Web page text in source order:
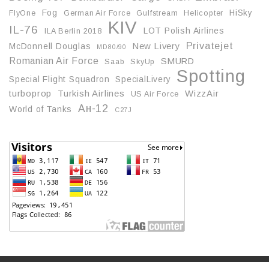
FlyOne Fog German Air Force Gulfstream Helicopter HiSky
IL-76 ILA Berlin 2018 KIV
LOT Polish Airlines
McDonnell Douglas
MD80/90 New Livery Privatejet
Romanian Air Force Saab SkyUp
SMURD
Special Flight Squadron
SpecialLivery Spotting
turboprop Turkish Airlines US Air Force
WizzAir
World of Tanks
Ан-12 С27J